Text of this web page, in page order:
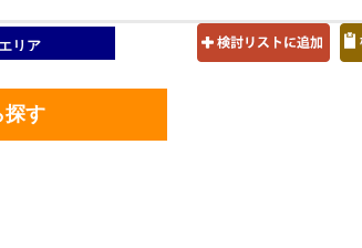
リア
探す